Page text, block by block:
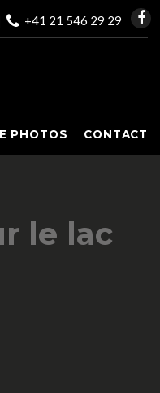
+41 21 546 29 29
PHOTOS CONTACT
le lac